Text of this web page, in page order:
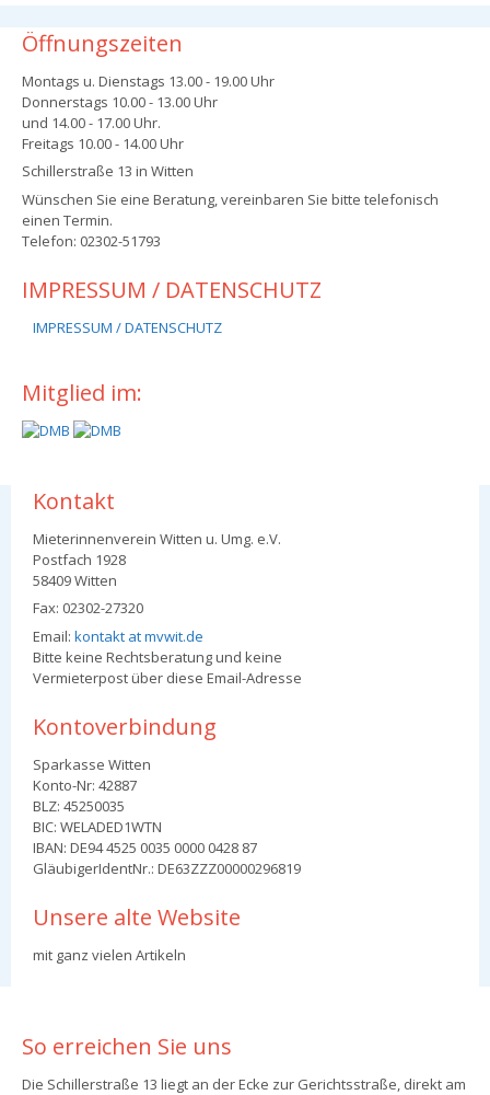
Öffnungszeiten
Montags u. Dienstags 13.00 - 19.00 Uhr
Donnerstags 10.00 - 13.00 Uhr
und 14.00 - 17.00 Uhr.
Freitags 10.00 - 14.00 Uhr
Schillerstraße 13 in Witten
Wünschen Sie eine Beratung, vereinbaren Sie bitte telefonisch
einen Termin.
Telefon: 02302-51793
IMPRESSUM / DATENSCHUTZ
IMPRESSUM / DATENSCHUTZ
Mitglied im:
Kontakt
Mieterinnenverein Witten u. Umg. e.V.
Postfach 1928
58409 Witten
Fax: 02302-27320
Email: kontakt at mvwit.de
Bitte keine Rechtsberatung und keine
Vermieterpost über diese Email-Adresse
Kontoverbindung
Sparkasse Witten
Konto-Nr: 42887
BLZ: 45250035
BIC: WELADED1WTN
IBAN: DE94 4525 0035 0000 0428 87
GläubigerIdentNr.: DE63ZZZ00000296819
Unsere alte Website
mit ganz vielen Artikeln
So erreichen Sie uns
Die Schillerstraße 13 liegt an der Ecke zur Gerichtsstraße, direkt am